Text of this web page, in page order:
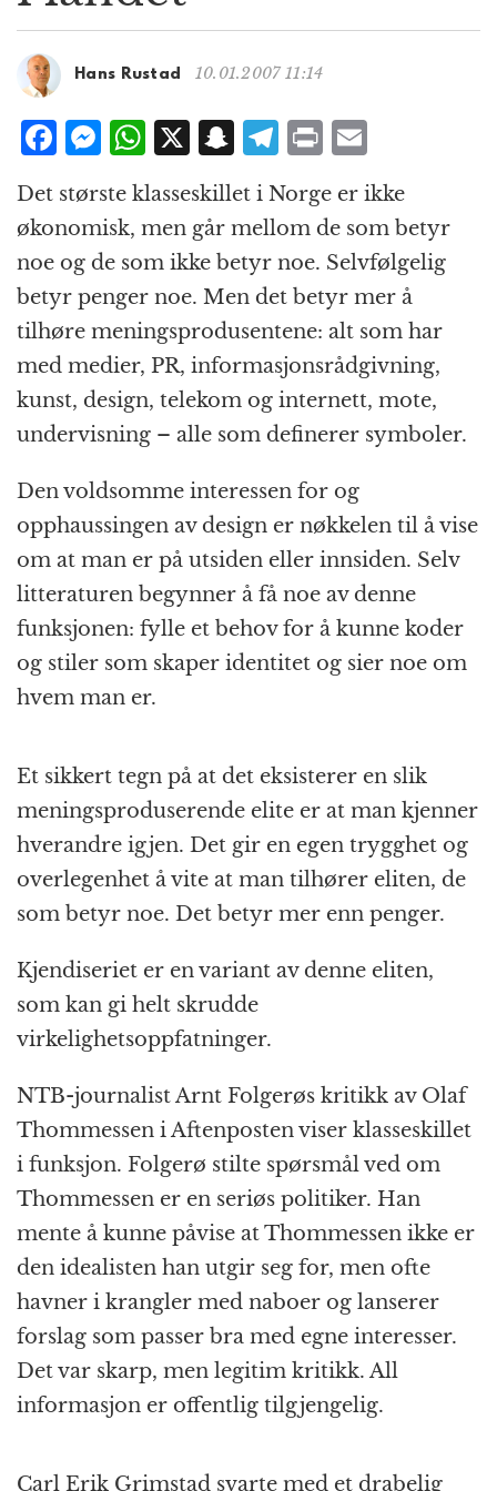
t
n
Hans Rustad 10.01.2007 11:14
F
c
e
b
o
o
k
M
ss
e
n
g
e
r
W
h
at
s
A
p
p
X S
n
a
p
c
h
at
T
e
g
r
a
m
P
n
t
m
ai
l
Det største klasseskillet i Norge er ikke
økonomisk, men går mellom de som betyr
noe og de som ikke betyr noe. Selvfølgelig
betyr penger noe. Men det betyr mer å
tilhøre meningsprodusentene: alt som har
med medier, PR, informasjonsrådgivning,
kunst, design, telekom og internett, mote,
undervisning – alle som definerer symboler.
Den voldsomme interessen for og
opphaussingen av design er nøkkelen til å vise
om at man er på utsiden eller innsiden. Selv
litteraturen begynner å få noe av denne
funksjonen: fylle et behov for å kunne koder
og stiler som skaper identitet og sier noe om
hvem man er.
Et sikkert tegn på at det eksisterer en slik
meningsproduserende elite er at man kjenner
hverandre igjen. Det gir en egen trygghet og
overlegenhet å vite at man tilhører eliten, de
som betyr noe. Det betyr mer enn penger.
Kjendiseriet er en variant av denne eliten,
som kan gi helt skrudde
virkelighetsoppfatninger.
NTB-journalist Arnt Folgerøs kritikk av Olaf
Thommessen i Aftenposten viser klasseskillet
i funksjon. Folgerø stilte spørsmål ved om
Thommessen er en seriøs politiker. Han
mente å kunne påvise at Thommessen ikke er
den idealisten han utgir seg for, men ofte
havner i krangler med naboer og lanserer
forslag som passer bra med egne interesser.
Det var skarp, men legitim kritikk. All
informasjon er offentlig tilgjengelig.
Carl Erik Grimstad svarte med et drabelig